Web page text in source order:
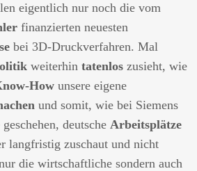
eigentlich nur noch die vom
finanzierten neuesten
bei 3D-Druckverfahren. Mal
weiterhin tatenlos zusieht, wie
How unsere eigene
und somit, wie bei Siemens
deutsche Arbeitsplätze
langfristig zuschaut und nicht
die wirtschaftliche sondern auch